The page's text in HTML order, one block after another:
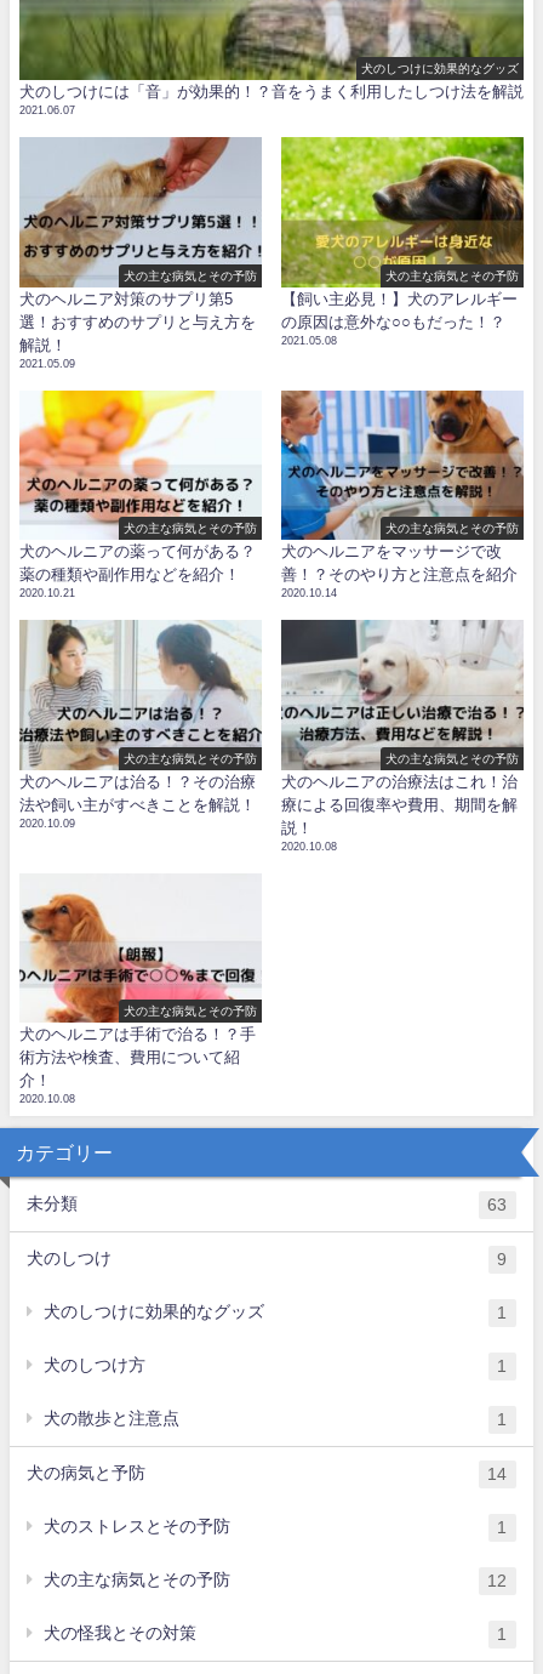
犬のしつけに効果的なグッズ
犬のしつけには「音」が効果的！？音をうまく利用したしつけ法を解説
2021.06.07
犬の主な病気とその予防
犬のヘルニア対策のサプリ第5
選！おすすめのサプリと与え方を
解説！
2021.05.09
犬の主な病気とその予防
【飼い主必見！】犬のアレルギー
の原因は意外な○○もだった！？
2021.05.08
犬の主な病気とその予防
犬のヘルニアの薬って何がある？
薬の種類や副作用などを紹介！
2020.10.21
犬の主な病気とその予防
犬のヘルニアをマッサージで改
善！？そのやり方と注意点を紹介
2020.10.14
犬の主な病気とその予防
犬のヘルニアは治る！？その治療
法や飼い主がすべきことを解説！
2020.10.09
犬の主な病気とその予防
犬のヘルニアの治療法はこれ！治
療による回復率や費用、期間を解
説！
2020.10.08
犬の主な病気とその予防
犬のヘルニアは手術で治る！？手
術方法や検査、費用について紹
介！
2020.10.08
カテゴリー
未分類 63
犬のしつけ 9
犬のしつけに効果的なグッズ 1
犬のしつけ方 1
犬の散歩と注意点 1
犬の病気と予防 14
犬のストレスとその予防 1
犬の主な病気とその予防 12
犬の怪我とその対策 1